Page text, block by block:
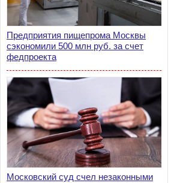
Предприятия пищепрома Москвы
сэкономили 500 млн руб. за счет
федпроекта
Московский суд счел незаконными